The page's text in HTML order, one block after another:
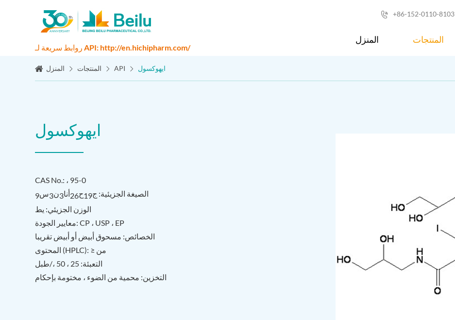
روابط سريعة لـ API: http://en.hichipharm.com/
 +86-152-0110-8103
المنزل المنتجات
المنزل المنتجات API ايهوكسول
ايهوكسول
CAS No.: ، 95-0
الصيغة الجزيئية: ج19ح26أنا3ن3س9
الوزن الجزيئي: يط
معايير الجودة: CP ، USP ، EP
الخصائص: مسحوق أبيض أو أبيض تقريبا
المحتوى (HPLC): ≥ من
التعبئة: 25 ، 50 ،/طبل
التخزين: محمية من الضوء ، مختومة بإحكام